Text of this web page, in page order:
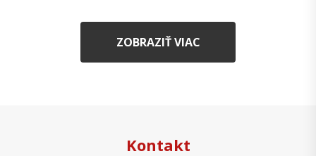
ZOBRAZIŤ VIAC
Kontakt